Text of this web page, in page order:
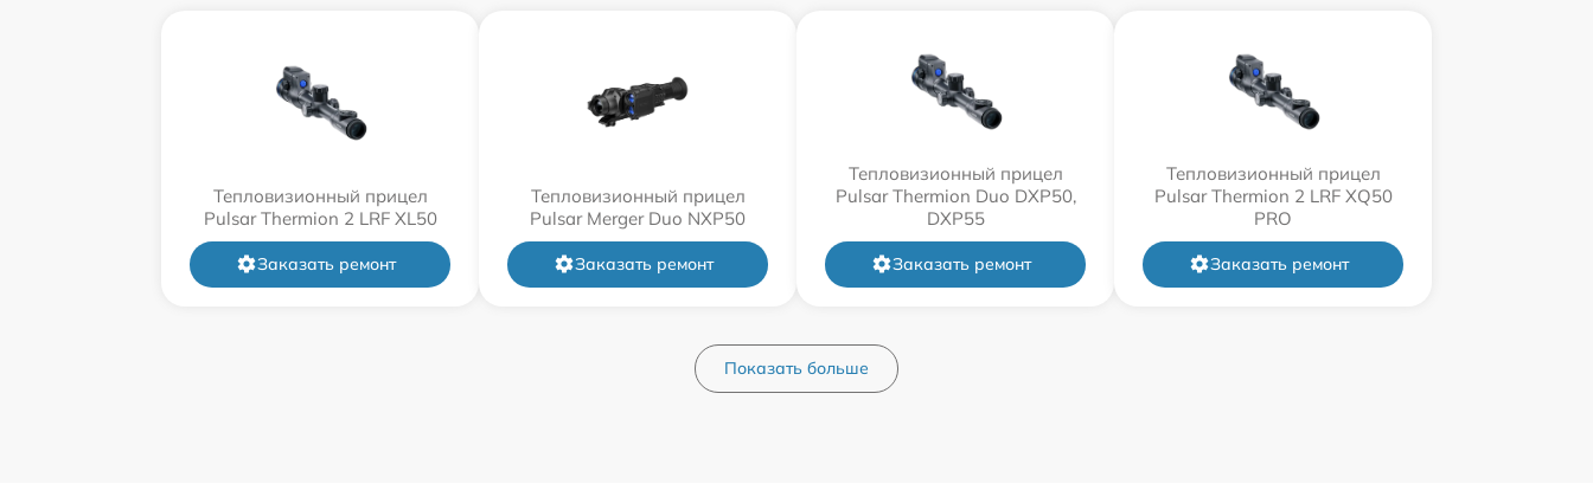
Тепловизионный прицел
Pulsar Thermion 2 LRF XL50
Заказать ремонт
Тепловизионный прицел
Pulsar Merger Duo NXP50
Заказать ремонт
Тепловизионный прицел
Pulsar Thermion Duo DXP50,
DXP55
Заказать ремонт
Тепловизионный прицел
Pulsar Thermion 2 LRF XQ50
PRO
Заказать ремонт
Показать больше